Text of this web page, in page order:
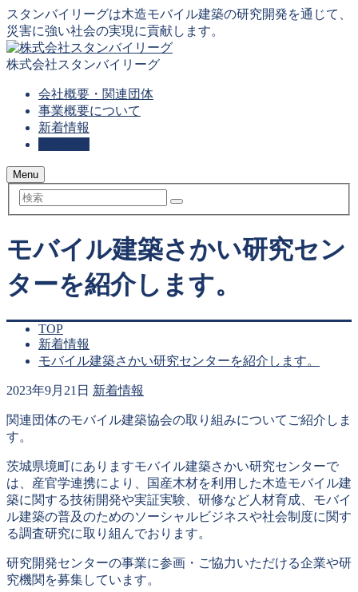
スタンバイリーグは木造モバイル建築の研究開発を通じて、
災害に強い社会の実現に貢献します。
株式会社スタンバイリーグ
会社概要・関連団体
事業概要について
新着情報
Menu
検
索
モバイル建築さかい研究セン
ターを紹介します。
TOP
新着情報
モバイル建築さかい研究センターを紹介します。
2023年9月21日 新着情報
関連団体のモバイル建築協会の取り組みについてご紹介しま
す。
茨城県境町にありますモバイル建築さかい研究センターで
は、産官学連携により、国産木材を利用した木造モバイル建
築に関する技術開発や実証実験、研修など人材育成、モバイ
ル建築の普及のためのソーシャルビジネスや社会制度に関す
る調査研究に取り組んでおります。
研究開発センターの事業に参画・ご協力いただける企業や研
究機関を募集しています。